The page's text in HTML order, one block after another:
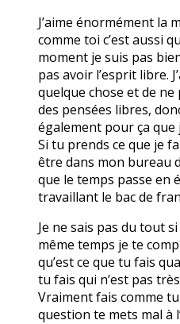
J’aime énormément la
comme toi c’est aussi
moment je suis pas
pas avoir l’esprit libre.
quelque chose et de
des pensées libres,
également pour ça que
Si tu prends ce que je
être dans mon bureau
que le temps passe en
travaillant le bac de
Je ne sais pas du tout
même temps je te
qu’est ce que tu fais
tu fais qui n’est pas
Vraiment fais comme
question te mets mal à